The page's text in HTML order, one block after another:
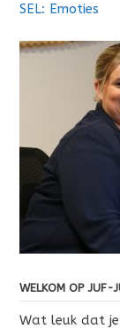
SEL: Emoties
WELKOM OP JUF-
Wat leuk dat